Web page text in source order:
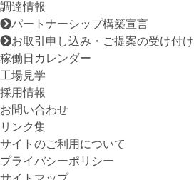
調達情報
パートナーシップ構築宣言
お取引申し込み・ご提案の受け付け
稼働日カレンダー
工場見学
採用情報
お問い合わせ
リンク集
サイトのご利用について
プライバシーポリシー